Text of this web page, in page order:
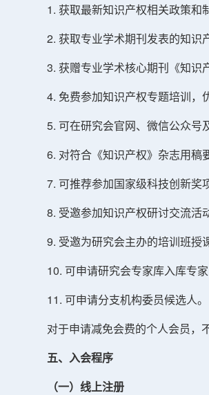
1. 获取最新知识产权相关政策和
2. 获取专业学术期刊发表的知识
3. 获赠专业学术核心期刊《知识
4. 免费参加知识产权专题培训，
5. 可在研究会官网、微信公众号
6. 对符合《知识产权》杂志用稿
7. 可推荐参加国家级科技创新奖
8. 受邀参加知识产权研讨交流活动
9. 受邀为研究会主办的培训班授课
10. 可申请研究会专家库入库专家
11. 可申请分支机构委员候选人。
对于申请减免会费的个人会员，
五、入会程序
（一）线上注册